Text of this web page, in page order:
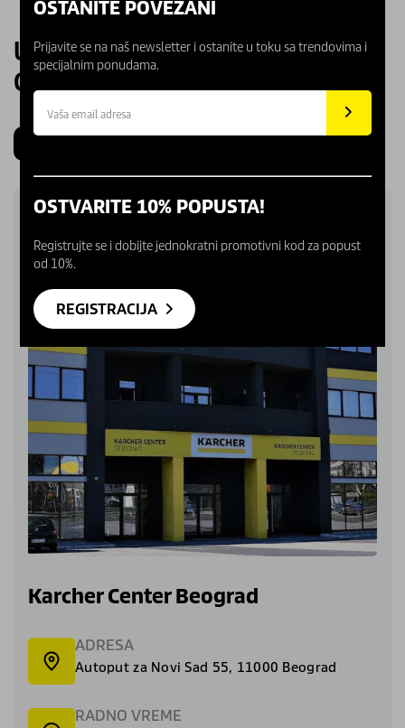
UPOZNAJTE NAŠE KARCHER
CENTRE
Karcher Center Beograd
ADRESA
Autoput za Novi Sad 55, 11000 Beograd
RADNO VREME
OSTANITE POVEZANI
Prijavite se na naš newsletter i ostanite u toku sa trendovima i
specijalnim ponudama.
OSTVARITE 10% POPUSTA!
Registrujte se i dobijte jednokratni promotivni kod za popust
od 10%.
REGISTRACIJA